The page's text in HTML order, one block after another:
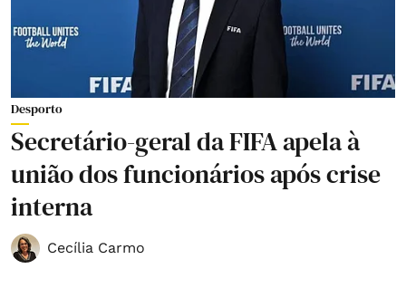
Desporto
Secretário-geral da FIFA apela à
união dos funcionários após crise
interna
Cecília Carmo